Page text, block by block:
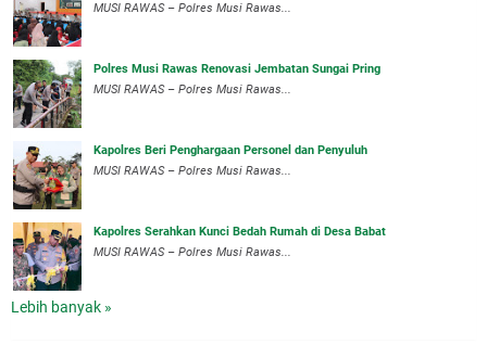
MUSI RAWAS – Polres Musi Rawas...
Polres Musi Rawas Renovasi Jembatan Sungai Pring
MUSI RAWAS – Polres Musi Rawas...
Kapolres Beri Penghargaan Personel dan Penyuluh
MUSI RAWAS – Polres Musi Rawas...
Kapolres Serahkan Kunci Bedah Rumah di Desa Babat
MUSI RAWAS – Polres Musi Rawas...
Lebih banyak »